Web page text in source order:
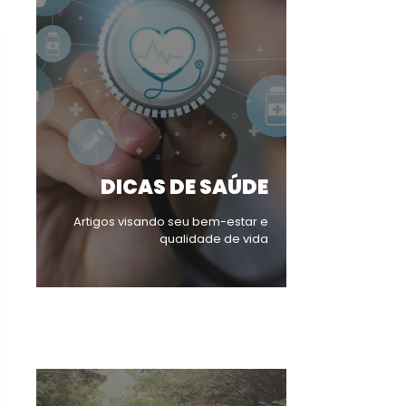
DICAS DE SAÚDE
Artigos visando seu bem-estar e
qualidade de vida